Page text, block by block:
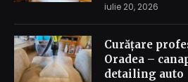
iulie 20, 2026
Curățare
Oradea –
detailing auto